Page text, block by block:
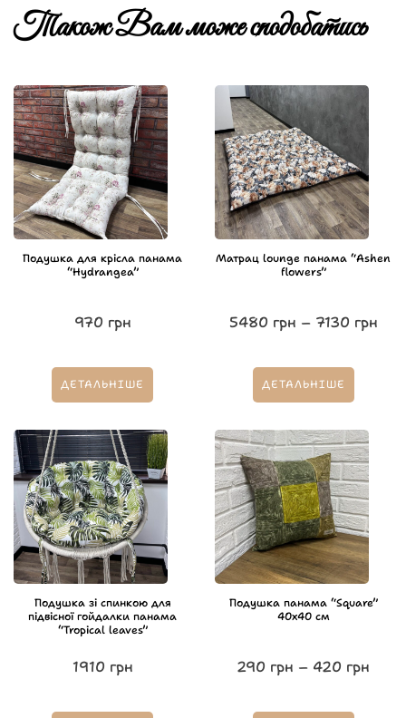
Також Вам може сподобатись
Подушка для крісла панама
“Hydrangea”
970 грн
ДЕТАЛЬНІШЕ
Матрац lounge панама “Ashen
flowers”
5480 грн – 7130 грн
ДЕТАЛЬНІШЕ
Подушка зі спинкою для
підвісної гойдалки панама
“Tropical leaves”
1910 грн
Подушка панама “Square”
40х40 см
290 грн – 420 грн